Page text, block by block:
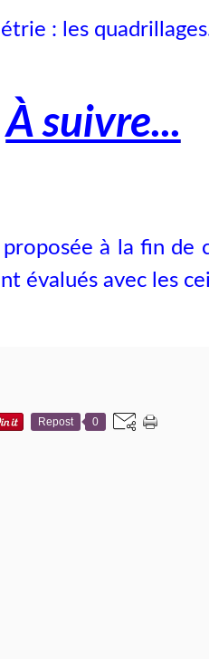
: les
À suivre...
à la fin de
évalués avec les
Repost 0